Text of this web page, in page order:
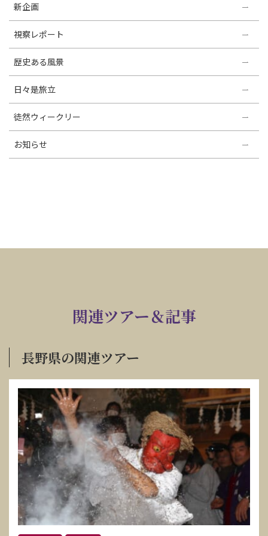
新企画
視察レポート
歴史ある風景
日々是旅立
徒然ウィークリー
お知らせ
関連ツアー＆記事
長野県の関連ツアー